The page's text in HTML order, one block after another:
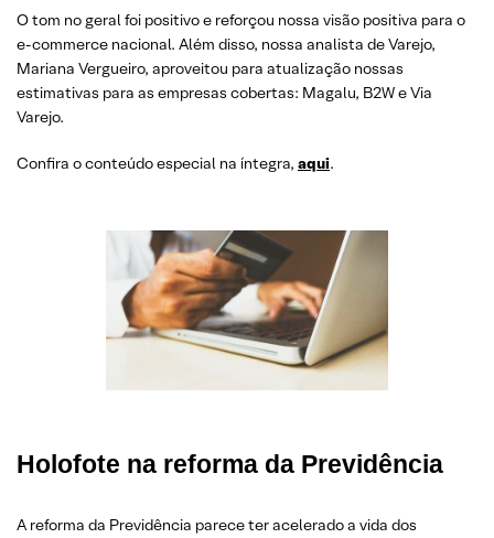
O tom no geral foi positivo e reforçou nossa visão positiva para o
e-commerce nacional. Além disso, nossa analista de Varejo,
Mariana Vergueiro, aproveitou para atualização nossas
estimativas para as empresas cobertas: Magalu, B2W e Via
Varejo.
Confira o conteúdo especial na íntegra, aqui.
Holofote na reforma da Previdência
A reforma da Previdência parece ter acelerado a vida dos